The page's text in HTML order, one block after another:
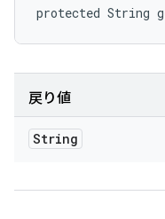
protected String
戻り値
String